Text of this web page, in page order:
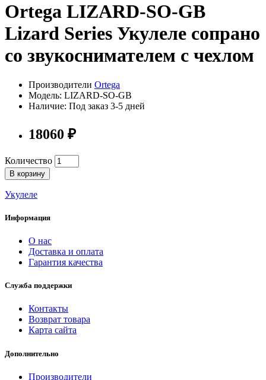
Ortega LIZARD-SO-GB
Lizard Series Укулеле сопрано
со звукоснимателем с чехлом
Производители Ortega
Модель: LIZARD-SO-GB
Наличие: Под заказ 3-5 дней
18060 ₽
Количество
В корзину
Укулеле
Информация
О нас
Доставка и оплата
Гарантия качества
Служба поддержки
Контакты
Возврат товара
Карта сайта
Дополнительно
Производители